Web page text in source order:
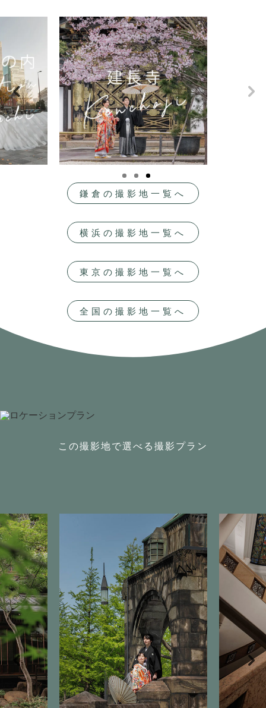
鎌倉の撮影地一覧へ
横浜の撮影地一覧へ
東京の撮影地一覧へ
全国の撮影地一覧へ
この撮影地で選べる撮影プラン